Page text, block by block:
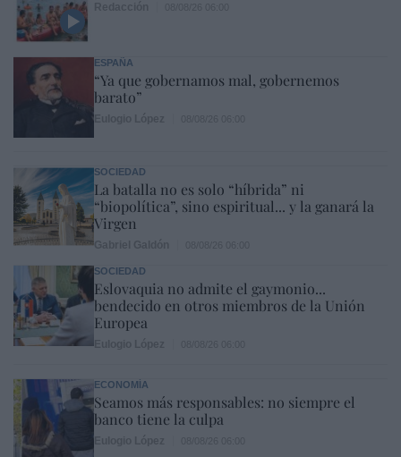
ESPAÑA
“Ya que gobernamos mal, gobernemos
barato”
SOCIEDAD
La batalla no es solo “híbrida” ni
“biopolítica”, sino espiritual... y la ganará la
Virgen
SOCIEDAD
Eslovaquia no admite el gaymonio...
bendecido en otros miembros de la Unión
Europea
ECONOMÍA
Seamos más responsables: no siempre el
banco tiene la culpa